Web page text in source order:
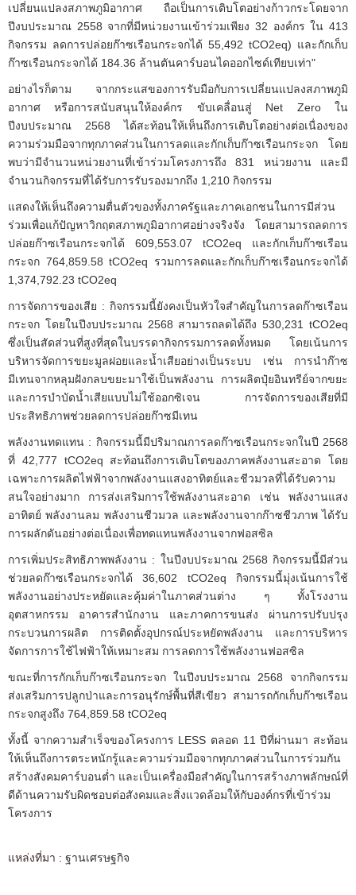
เปลี่ยนแปลงสภาพภูมิอากาศ ถือเป็นการเติบโตอย่างก้าวกระโดยจาก
ปีงบประมาณ 2558 จากที่มีหน่วยงานเข้าร่วมเพียง 32 องค์กร ใน 413
กิจกรรม ลดการปล่อยก๊าซเรือนกระจกได้ 55,492 tCO2eq) และกักเก็บ
ก๊าซเรือนกระจกได้ 184.36 ล้านตันคาร์บอนไดออกไซด์เทียบเท่า"
อย่างไรก็ตาม จากกระแสของการรับมือกับการเปลี่ยนแปลงสภาพภูมิ
อากาศ หรือการสนับสนุนให้องค์กร ขับเคลื่อนสู่ Net Zero ใน
ปีงบประมาณ 2568 ได้สะท้อนให้เห็นถึงการเติบโตอย่างต่อเนื่องของ
ความร่วมมือจากทุกภาคส่วนในการลดและกักเก็บก๊าซเรือนกระจก โดย
พบว่ามีจำนวนหน่วยงานที่เข้าร่วมโครงการถึง 831 หน่วยงาน และมี
จำนวนกิจกรรมที่ได้รับการรับรองมากถึง 1,210 กิจกรรม
แสดงให้เห็นถึงความตื่นตัวของทั้งภาครัฐและภาคเอกชนในการมีส่วน
ร่วมเพื่อแก้ปัญหาวิกฤตสภาพภูมิอากาศอย่างจริงจัง โดยสามารถลดการ
ปล่อยก๊าซเรือนกระจกได้ 609,553.07 tCO2eq และกักเก็บก๊าซเรือน
กระจก 764,859.58 tCO2eq รวมการลดและกักเก็บก๊าซเรือนกระจกได้
1,374,792.23 tCO2eq
การจัดการของเสีย : กิจกรรมนี้ยังคงเป็นหัวใจสำคัญในการลดก๊าซเรือน
กระจก โดยในปีงบประมาณ 2568 สามารถลดได้ถึง 530,231 tCO2eq
ซึ่งเป็นสัดส่วนที่สูงที่สุดในบรรดากิจกรรมการลดทั้งหมด โดยเน้นการ
บริหารจัดการขยะมูลฝอยและนํ้าเสียอย่างเป็นระบบ เช่น การนำก๊าซ
มีเทนจากหลุมฝังกลบขยะมาใช้เป็นพลังงาน การผลิตปุ๋ยอินทรีย์จากขยะ
และการบำบัดนํ้าเสียแบบไม่ใช้ออกซิเจน การจัดการของเสียที่มี
ประสิทธิภาพช่วยลดการปล่อยก๊าซมีเทน
พลังงานทดแทน : กิจกรรมนี้มีปริมาณการลดก๊าซเรือนกระจกในปี 2568
ที่ 42,777 tCO2eq สะท้อนถึงการเติบโตของภาคพลังงานสะอาด โดย
เฉพาะการผลิตไฟฟ้าจากพลังงานแสงอาทิตย์และชีวมวลที่ได้รับความ
สนใจอย่างมาก การส่งเสริมการใช้พลังงานสะอาด เช่น พลังงานแสง
อาทิตย์ พลังงานลม พลังงานชีวมวล และพลังงานจากก๊าซชีวภาพ ได้รับ
การผลักดันอย่างต่อเนื่องเพื่อทดแทนพลังงานจากฟอสซิล
การเพิ่มประสิทธิภาพพลังงาน : ในปีงบประมาณ 2568 กิจกรรมนี้มีส่วน
ช่วยลดก๊าซเรือนกระจกได้ 36,602 tCO2eq กิจกรรมนี้มุ่งเน้นการใช้
พลังงานอย่างประหยัดและคุ้มค่าในภาคส่วนต่าง ๆ ทั้งโรงงาน
อุตสาหกรรม อาคารสำนักงาน และภาคการขนส่ง ผ่านการปรับปรุง
กระบวนการผลิต การติดตั้งอุปกรณ์ประหยัดพลังงาน และการบริหาร
จัดการการใช้ไฟฟ้าให้เหมาะสม การลดการใช้พลังงานฟอสซิล
ขณะที่การกักเก็บก๊าซเรือนกระจก ในปีงบประมาณ 2568 จากกิจกรรม
ส่งเสริมการปลูกป่าและการอนุรักษ์พื้นที่สีเขียว สามารถกักเก็บก๊าซเรือน
กระจกสูงถึง 764,859.58 tCO2eq
ทั้งนี้ จากความสำเร็จของโครงการ LESS ตลอด 11 ปีที่ผ่านมา สะท้อน
ให้เห็นถึงการตระหนักรู้และความร่วมมือจากทุกภาคส่วนในการร่วมกัน
สร้างสังคมคาร์บอนตํ่า และเป็นเครื่องมือสำคัญในการสร้างภาพลักษณ์ที่
ดีด้านความรับผิดชอบต่อสังคมและสิ่งแวดล้อมให้กับองค์กรที่เข้าร่วม
โครงการ
แหล่งที่มา : ฐานเศรษฐกิจ